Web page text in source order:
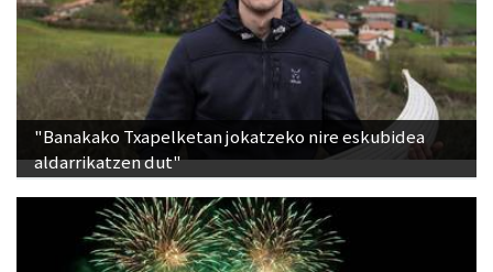
"Banakako Txapelketan jokatzeko nire eskubidea
aldarrikatzen dut"